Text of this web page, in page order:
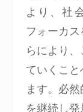
より、社
フォーカ
らにより
ていくこ
ます。必
を継続し